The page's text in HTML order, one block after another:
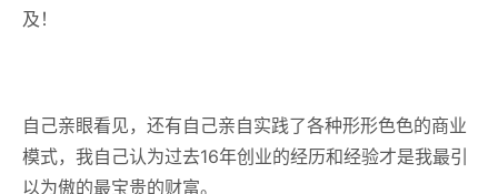
及！
自己亲眼看见，还有自己亲自实践了各种形形色色的商业
模式，我自己认为过去16年创业的经历和经验才是我最引
以为傲的最宝贵的财富。